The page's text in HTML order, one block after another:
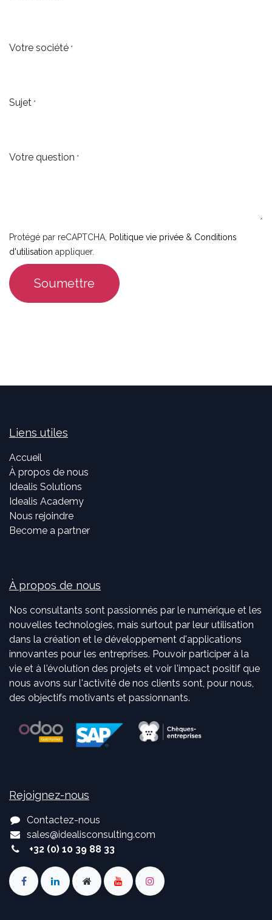
Votre société *
Sujet *
Votre question *
Protégé par reCAPTCHA, Politique vie privée & Conditions
d'utilisation appliquer.
Soumettre
Liens utiles
Accueil
À propos de nous
Idealis Solutions
Idealis Academy
Nous rejoindre
Become a partner
À propos de nous
Nos consultants sont passionnés par le numérique et les
nouvelles technologies, mais surtout par leur utilisation
dans la création et le développement d'applications
innovantes pour les entreprises. Pouvoir participer à la
vie et à l'évolution des projets et voir l'impact positif que
nous avons sur l'activité de nos clients sont, pour nous,
des objectifs motivants et passionnants.
Rejoignez-nous
Contactez-nous
sales@idealisconsulting.com
+32 (0) 10 39 88 33